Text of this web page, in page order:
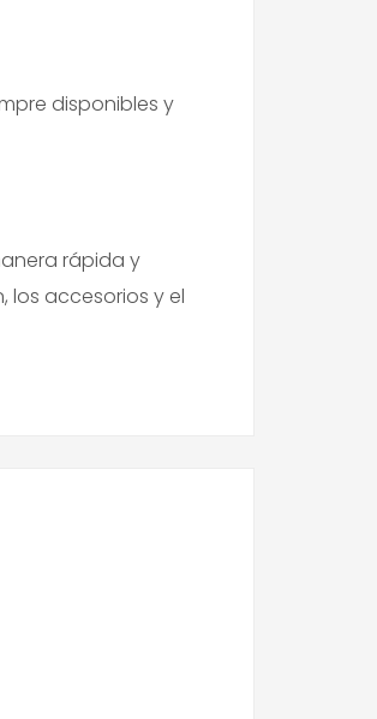
disponibles y
rápida y
los accesorios y el